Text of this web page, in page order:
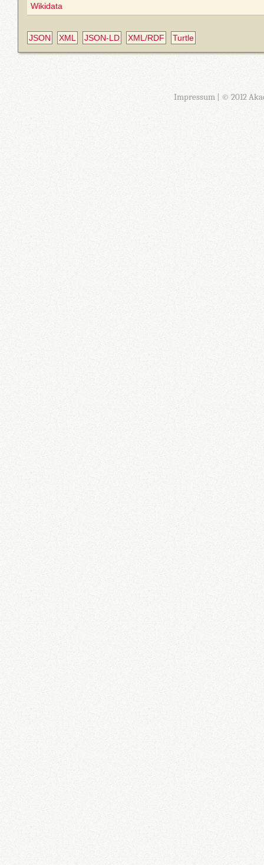
Wikidata
JSON XML JSON-LD XML/RDF Turtle
Impressum| © 2012